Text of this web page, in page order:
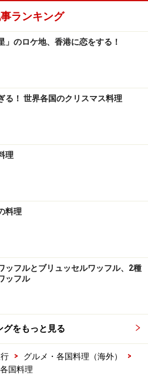
ランキング
」のロケ地、香港に恋をする！
る！ 世界各国のクリスマス料理
理
料理
ッフルとブリュッセルワッフル、2種
ッフル
グをもっと見る
> グルメ・各国料理（海外）
>
各国料理